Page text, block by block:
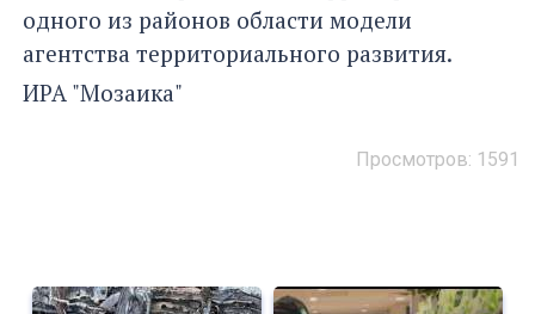
одного из районов области модели
агентства территориального развития.
ИРА "Мозаика"
Просмотров: 1591